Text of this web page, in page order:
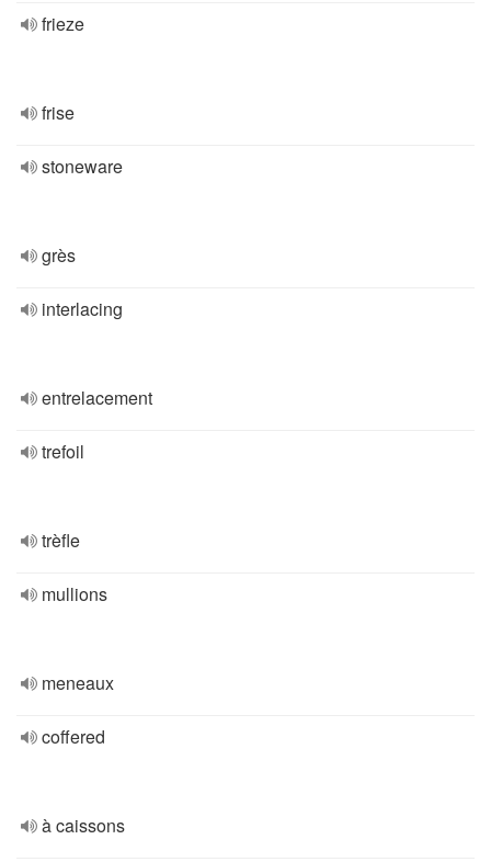
frieze
frise
stoneware
grès
interlacing
entrelacement
trefoil
trèfle
mullions
meneaux
coffered
à caissons